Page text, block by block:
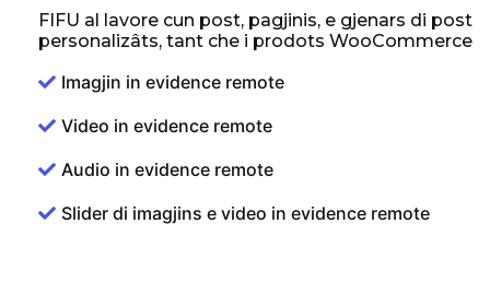
FIFU al lavore cun post, pagjinis, e gjenars di post
personalizâts, tant che i prodots WooCommerce
Imagjin in evidence remote
Video in evidence remote
Audio in evidence remote
Slider di imagjins e video in evidence remote